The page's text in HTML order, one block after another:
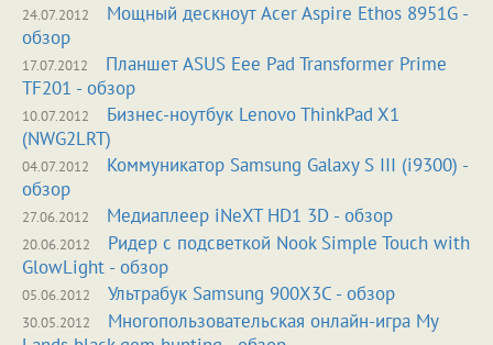
24.07.2012
Мощный дескноут Acer Aspire Ethos 8951G -
обзор
17.07.2012
Планшет ASUS Eee Pad Transformer Prime
TF201 - обзор
10.07.2012
Бизнес-ноутбук Lenovo ThinkPad X1
(NWG2LRT)
04.07.2012
Коммуникатор Samsung Galaxy S III (i9300) -
обзор
27.06.2012 Медиаплеер iNeXT HD1 3D - обзор
20.06.2012
Ридер с подсветкой Nook Simple Touch with
GlowLight - обзор
05.06.2012 Ультрабук Samsung 900X3C - обзор
30.05.2012
Многопользовательская онлайн-игра My